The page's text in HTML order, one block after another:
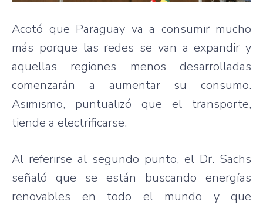
Acotó que Paraguay va a consumir mucho
más porque las redes se van a expandir y
aquellas regiones menos desarrolladas
comenzarán a aumentar su consumo.
Asimismo, puntualizó que el transporte,
tiende a electrificarse.
Al referirse al segundo punto, el Dr. Sachs
señaló que se están buscando energías
renovables en todo el mundo y que